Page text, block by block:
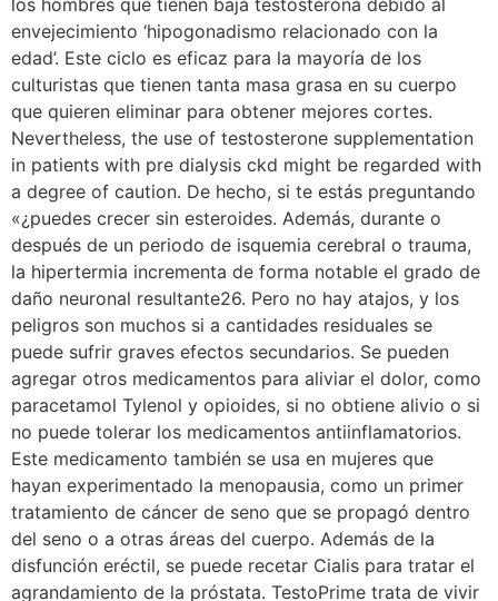
los hombres que tienen baja testosterona debido al
envejecimiento ‘hipogonadismo relacionado con la
edad’. Este ciclo es eficaz para la mayoría de los
culturistas que tienen tanta masa grasa en su cuerpo
que quieren eliminar para obtener mejores cortes.
Nevertheless, the use of testosterone supplementation
in patients with pre dialysis ckd might be regarded with
a degree of caution. De hecho, si te estás preguntando
«¿puedes crecer sin esteroides. Además, durante o
después de un periodo de isquemia cerebral o trauma,
la hipertermia incrementa de forma notable el grado de
daño neuronal resultante26. Pero no hay atajos, y los
peligros son muchos si a cantidades residuales se
puede sufrir graves efectos secundarios. Se pueden
agregar otros medicamentos para aliviar el dolor, como
paracetamol Tylenol y opioides, si no obtiene alivio o si
no puede tolerar los medicamentos antiinflamatorios.
Este medicamento también se usa en mujeres que
hayan experimentado la menopausia, como un primer
tratamiento de cáncer de seno que se propagó dentro
del seno o a otras áreas del cuerpo. Además de la
disfunción eréctil, se puede recetar Cialis para tratar el
agrandamiento de la próstata. TestoPrime trata de vivir